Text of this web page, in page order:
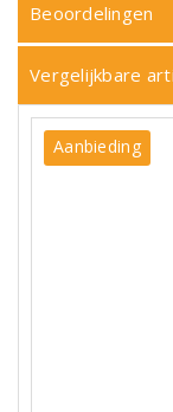
Beoordelingen
Vergelijkbare
Aanbieding